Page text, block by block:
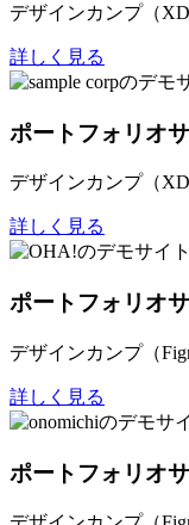
デザインカンプ（
詳しく見る
ポートフォリオ
デザインカンプ（
詳しく見る
ポートフォリオ
デザインカンプ（
詳しく見る
ポートフォリオ